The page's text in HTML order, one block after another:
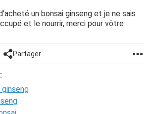
un bonsai ginseng et je ne sais
et le nourrir, merci pour vôtre
Partager
ginseng